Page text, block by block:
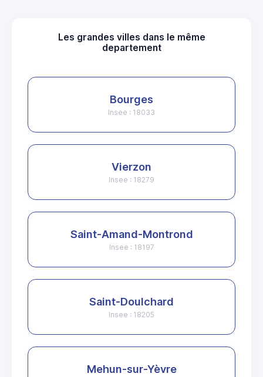
Les grandes villes dans le même
departement
Bourges
Insee : 18033
Vierzon
Insee : 18279
Saint-Amand-Montrond
Insee : 18197
Saint-Doulchard
Insee : 18205
Mehun-sur-Yèvre